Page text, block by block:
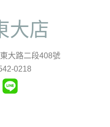
大店
大路二段408號
0218